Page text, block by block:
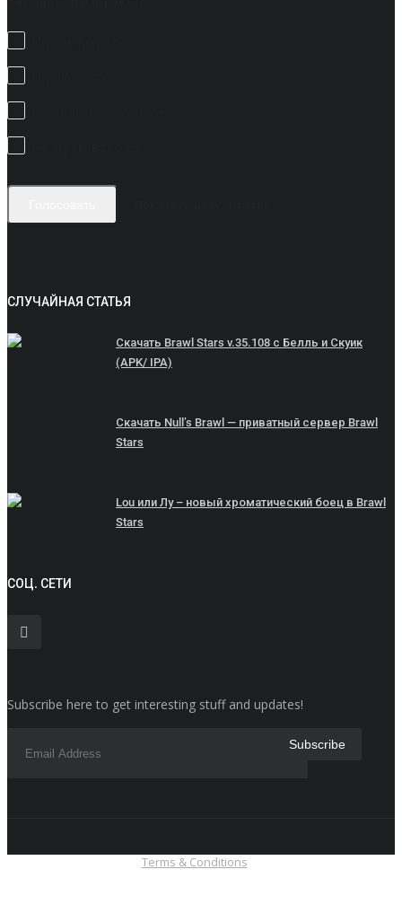
СЛУЧАЙНАЯ СТАТЬЯ
Скачать Brawl Stars v.35.108 с Белль и Скуик
(APK/ IPA)
Скачать Null’s Brawl — приватный сервер Brawl
Stars
Lou или Лу – новый хроматический боец в Brawl
Stars
СОЦ. СЕТИ
Subscribe here to get interesting stuff and updates!
Terms & Conditions